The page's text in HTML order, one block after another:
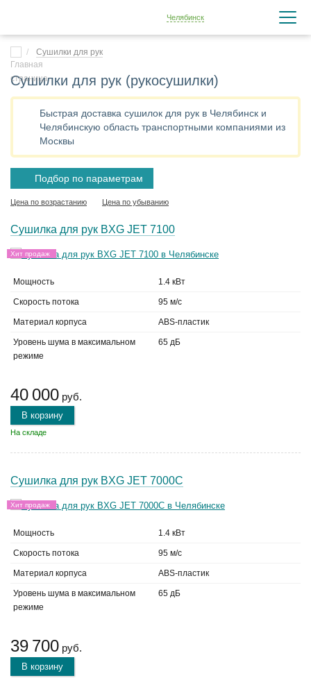
Челябинск
Сушилки для рук
Сушилки для рук (рукосушилки)
Быстрая доставка сушилок для рук в Челябинск и
Челябинскую область транспортными компаниями из
Москвы
Подбор по параметрам
Цена по возрастанию Цена по убыванию
Сушилка для рук BXG JET 7100
Хит продаж
Мощность 1.4 кВт
Скорость потока 95 м/с
Материал корпуса ABS-пластик
Уровень шума в максимальном
режиме
65 дБ
40 000 руб.
В корзину
На складе
Сушилка для рук BXG JET 7000С
Хит продаж
Мощность 1.4 кВт
Скорость потока 95 м/с
Материал корпуса ABS-пластик
Уровень шума в максимальном
режиме
65 дБ
39 700 руб.
В корзину